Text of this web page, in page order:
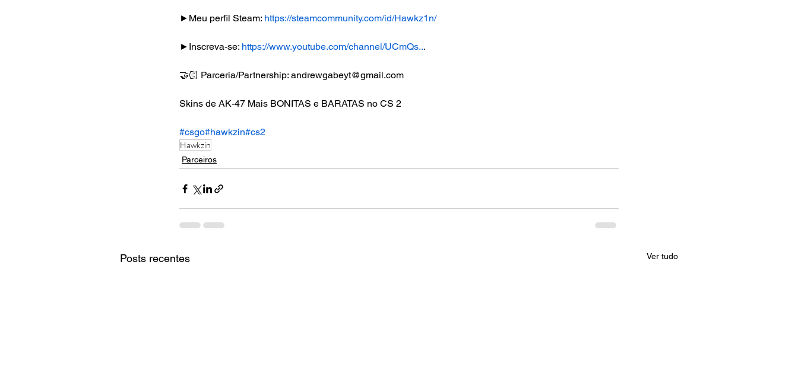
►Meu perfil Steam: https://steamcommunity.com/id/Hawkz1n/
►Inscreva-se: https://www.youtube.com/channel/UCmQs...
🤝🏻 Parceria/Partnership: andrewgabeyt@gmail.com
Skins de AK-47 Mais BONITAS e BARATAS no CS 2
#csgo#hawkzin#cs2
Hawkzin
Parceiros
Posts recentes Ver tudo